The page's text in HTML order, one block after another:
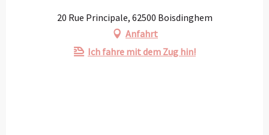
20 Rue Principale, 62500 Boisdinghem
Anfahrt
Ich fahre mit dem Zug hin!